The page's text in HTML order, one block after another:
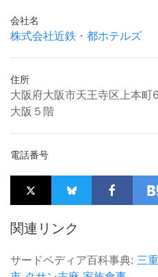
会社名
株式会社近鉄・都ホテルズ
住所
大阪府大阪市天王寺区上本
大阪５階
電話番号
関連リンク
サードペディア百科事典: 三